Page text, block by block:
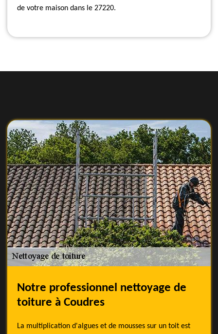
de votre maison dans le 27220.
Notre professionnel nettoyage de
toiture à Coudres
La multiplication d'algues et de mousses sur un toit est